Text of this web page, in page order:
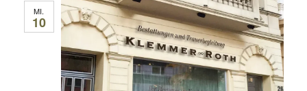
MI.
10